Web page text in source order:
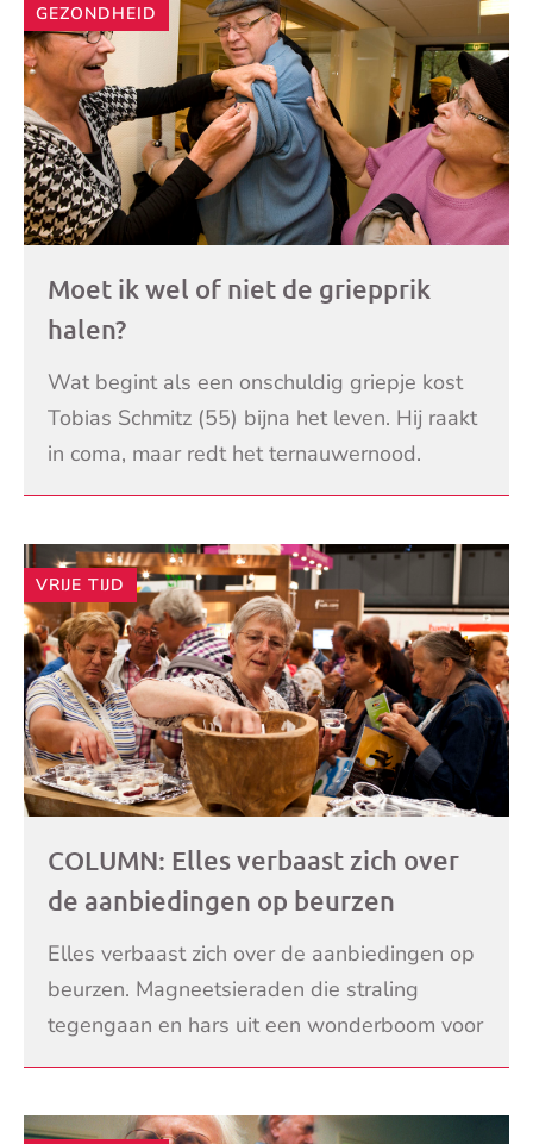
GEZONDHEID
Moet ik wel of niet de griepprik
halen?
Wat begint als een onschuldig griepje kost
Tobias Schmitz (55) bijna het leven. Hij raakt
in coma, maar redt het ternauwernood.
Moeten we niet allemaal aan de griepprik?
LEES VERDER
VRIJE TIJD
COLUMN: Elles verbaast zich over
de aanbiedingen op beurzen
Elles verbaast zich over de aanbiedingen op
beurzen. Magneetsieraden die straling
tegengaan en hars uit een wonderboom voor
een betere gezondhied. Het doet Elles de
LEES VERDER